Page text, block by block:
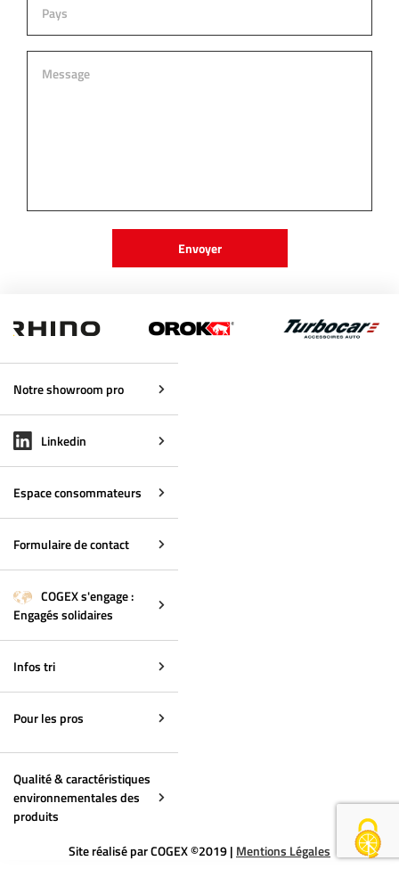
Notre showroom pro
Linkedin
Espace consommateurs
Formulaire de contact
COGEX s'engage :
Engagés solidaires
Infos tri
Pour les pros
Qualité & caractéristiques
environnementales des
produits
Site réalisé par COGEX ©2019 | Mentions Légales